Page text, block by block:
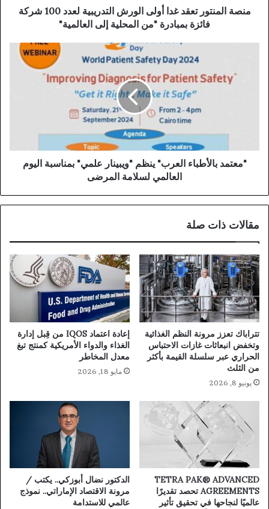
منصة المنتور تعقد غدا أولى الورش التدريبية لعدد 100 شركة
فائزة بمبادرة "من المحلية إلى العالمية"
"معتمد بالأطباء العرب" ينظم "ويبينار علمي" بمناسبة اليوم
العالمي لسلامة المرضى
مقالات ذات صلة
تتراباك تعزز مرونة النظم الغذائية
وتخفض انبعاثات غازات الاحتباس
الحراري عبر سلسلة القيمة بأكثر
من الثلث
يونيو 8, 2026
إعادة اعتماد IQOS من قِبل إدارة
الغذاء والدواء الأمريكية كمنتج تبغ
معدل المخاطر
مايو 18, 2026
TETRA PAK®️ ADVANCED
AGREEMENTS تحصد تقديرًا
عالميًا لنجاحها في تحقيق تأثير
الدكتور نضال أبوزكي.. يكتب /
مرونة الاقتصاد الإماراتي.. نموذج
عالمي للاستدامة